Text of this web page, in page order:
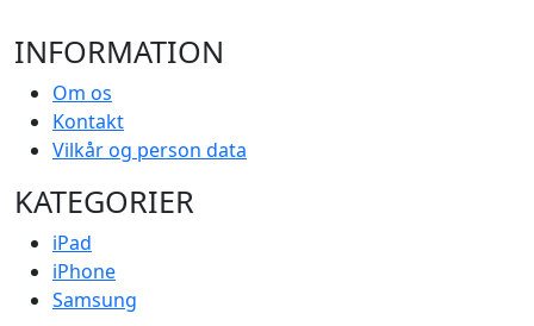
INFORMATION
Om os
Kontakt
Vilkår og person data
KATEGORIER
iPad
iPhone
Samsung